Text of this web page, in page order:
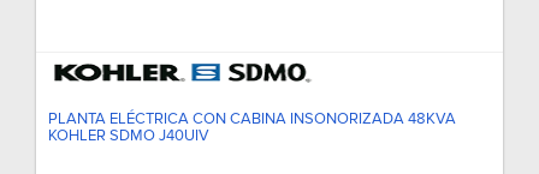
PLANTA ELÉCTRICA CON CABINA INSONORIZADA 48KVA
KOHLER SDMO J40UIV